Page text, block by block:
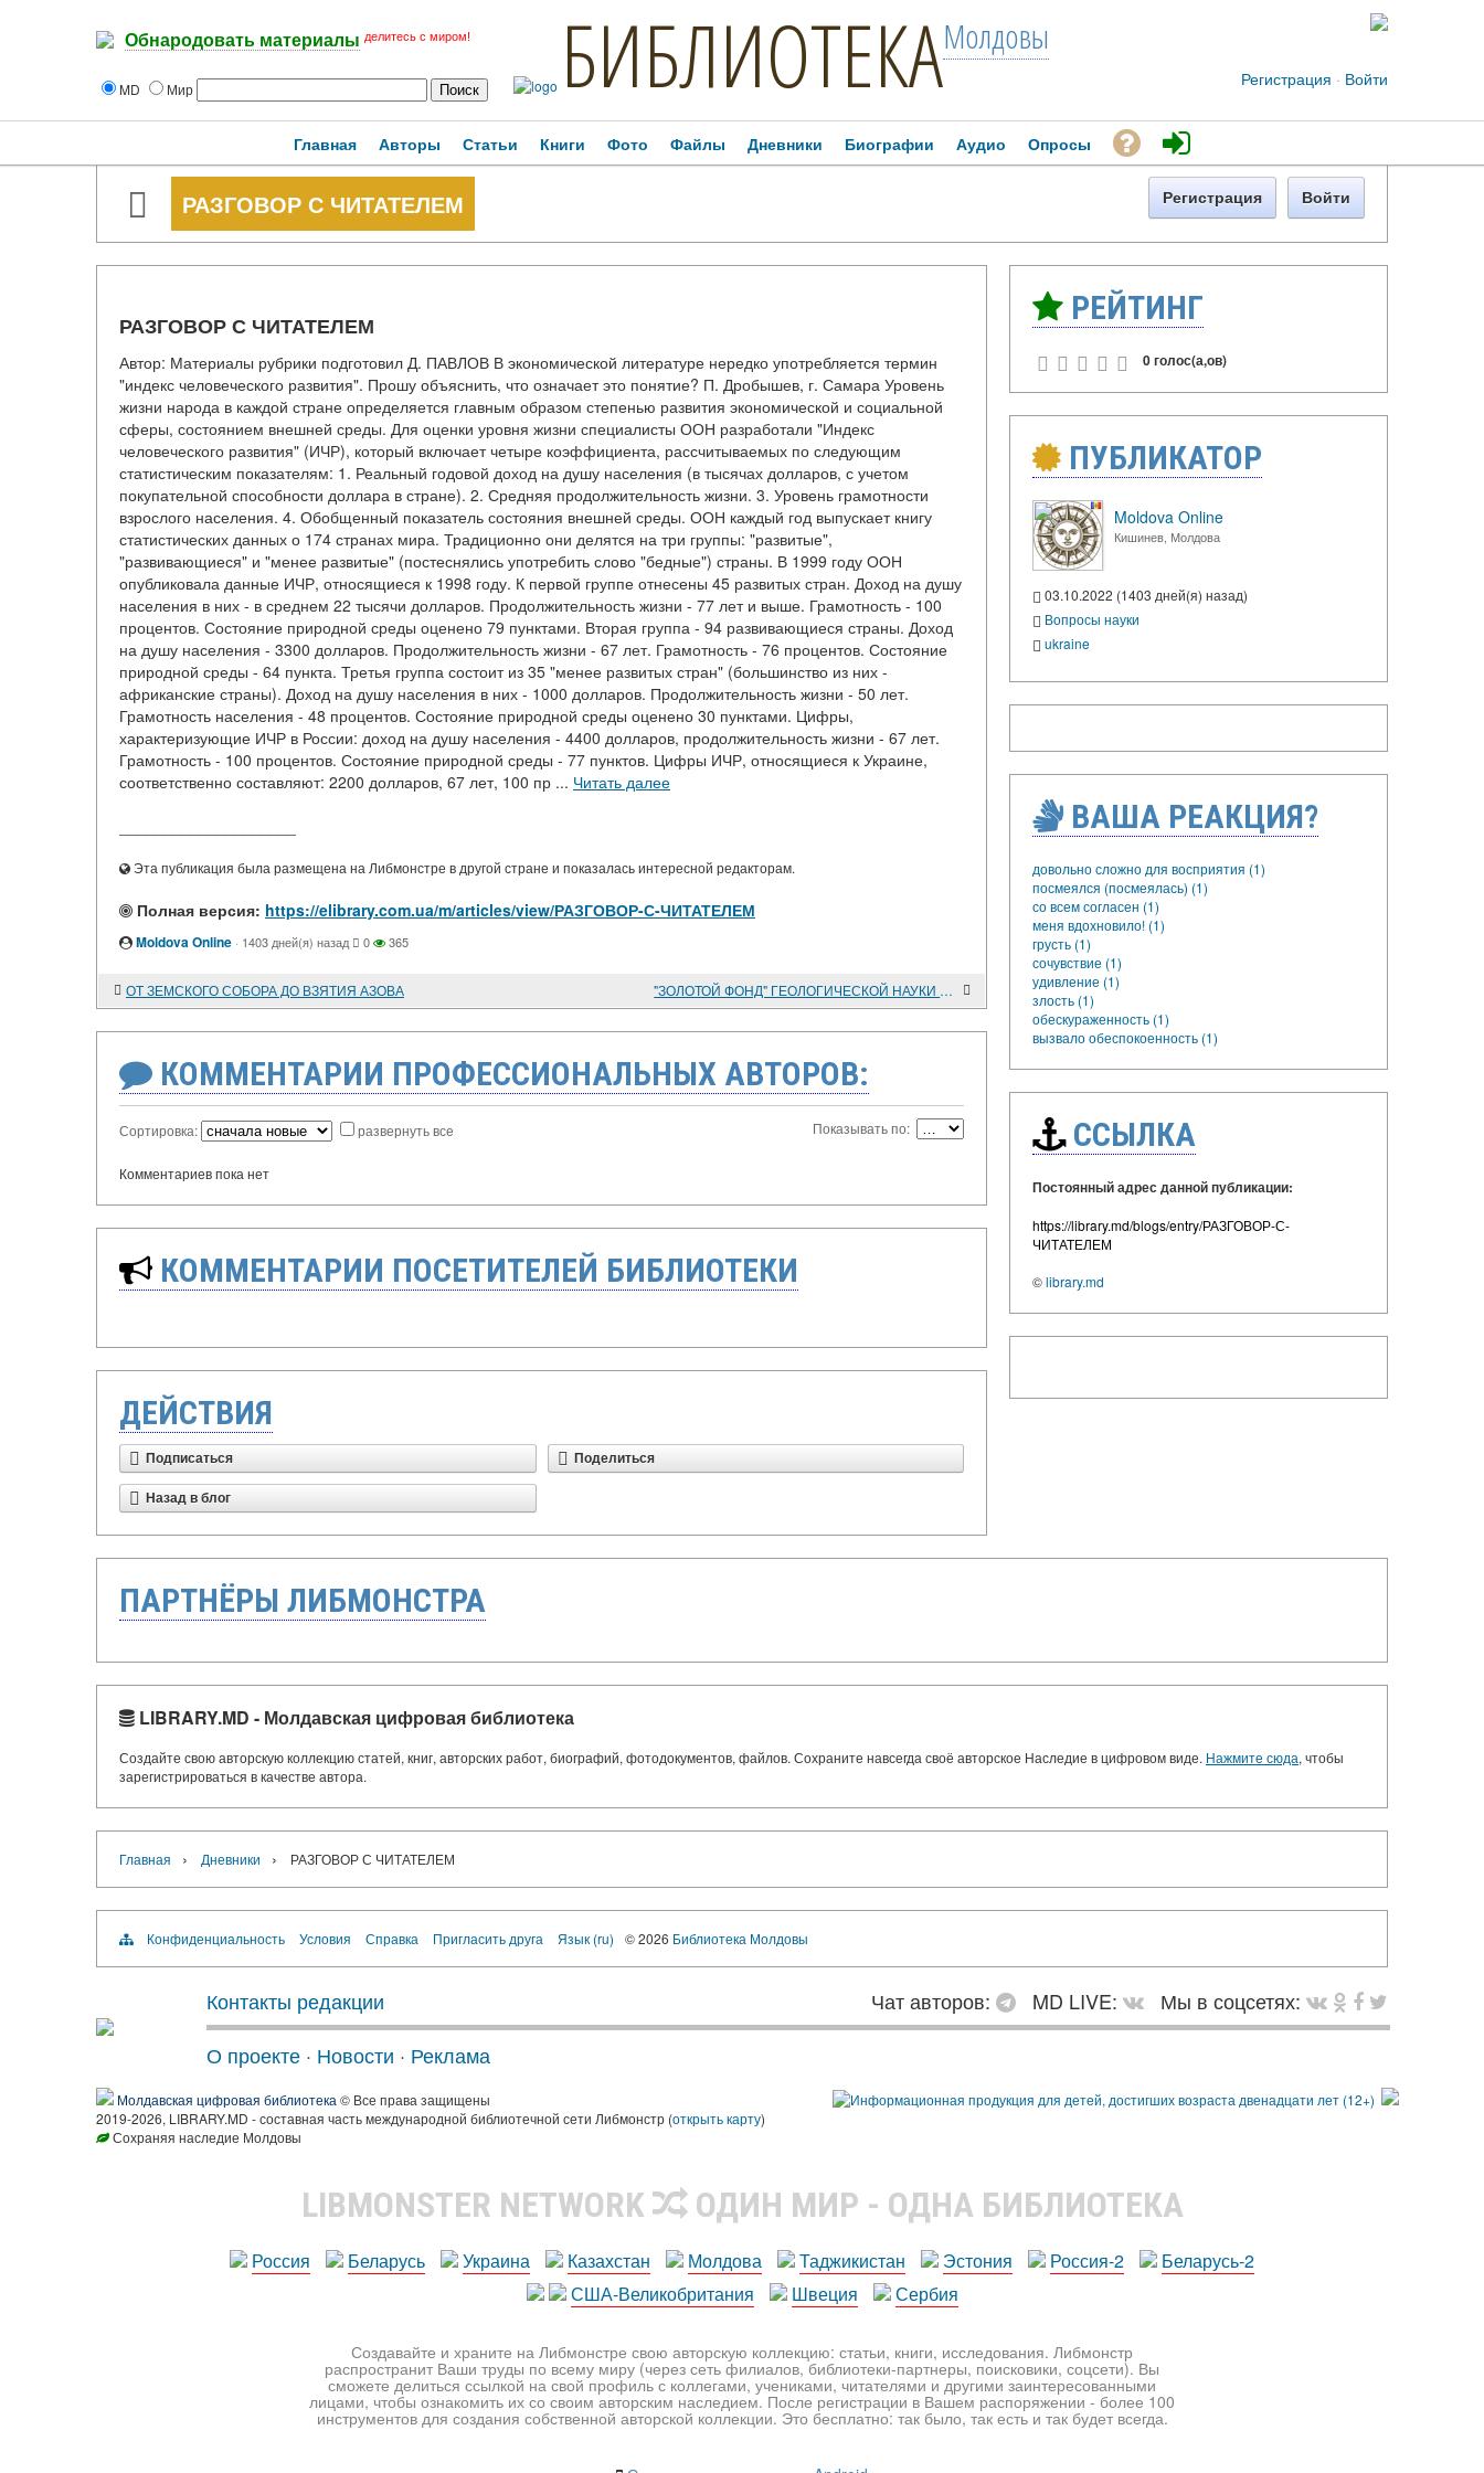
Обнародовать материалы делитесь с миром!
MD Мир БИБЛИОТЕКАМолдовы
Регистрация · Войти
Главная Авторы Статьи Книги Фото Файлы Дневники Биографии Аудио Опросы
РАЗГОВОР С ЧИТАТЕЛЕМ Регистрация Войти
РАЗГОВОР С ЧИТАТЕЛЕМ
Автор: Материалы рубрики подготовил Д. ПАВЛОВ В экономической литературе нередко употребляется термин
"индекс человеческого развития". Прошу объяснить, что означает это понятие? П. Дробышев, г. Самара Уровень
жизни народа в каждой стране определяется главным образом степенью развития экономической и социальной
сферы, состоянием внешней среды. Для оценки уровня жизни специалисты ООН разработали "Индекс
человеческого развития" (ИЧР), который включает четыре коэффициента, рассчитываемых по следующим
статистическим показателям: 1. Реальный годовой доход на душу населения (в тысячах долларов, с учетом
покупательной способности доллара в стране). 2. Средняя продолжительность жизни. 3. Уровень грамотности
взрослого населения. 4. Обобщенный показатель состояния внешней среды. ООН каждый год выпускает книгу
статистических данных о 174 странах мира. Традиционно они делятся на три группы: "развитые",
"развивающиеся" и "менее развитые" (постеснялись употребить слово "бедные") страны. В 1999 году ООН
опубликовала данные ИЧР, относящиеся к 1998 году. К первой группе отнесены 45 развитых стран. Доход на душу
населения в них - в среднем 22 тысячи долларов. Продолжительность жизни - 77 лет и выше. Грамотность - 100
процентов. Состояние природной среды оценено 79 пунктами. Вторая группа - 94 развивающиеся страны. Доход
на душу населения - 3300 долларов. Продолжительность жизни - 67 лет. Грамотность - 76 процентов. Состояние
природной среды - 64 пункта. Третья группа состоит из 35 "менее развитых стран" (большинство из них -
африканские страны). Доход на душу населения в них - 1000 долларов. Продолжительность жизни - 50 лет.
Грамотность населения - 48 процентов. Состояние природной среды оценено 30 пунктами. Цифры,
характеризующие ИЧР в России: доход на душу населения - 4400 долларов, продолжительность жизни - 67 лет.
Грамотность - 100 процентов. Состояние природной среды - 77 пунктов. Цифры ИЧР, относящиеся к Украине,
соответственно составляют: 2200 долларов, 67 лет, 100 пр ... Читать далее
Эта публикация была размещена на Либмонстре в другой стране и показалась интересной редакторам.
Полная версия: https://elibrary.com.ua/m/articles/view/РАЗГОВОР-С-ЧИТАТЕЛЕМ
Moldova Online · 1403 дней(я) назад 0 365
ОТ ЗЕМСКОГО СОБОРА ДО ВЗЯТИЯ АЗОВА "ЗОЛОТОЙ ФОНД" ГЕОЛОГИЧЕСКОЙ НАУКИ ПРИМОРЬЯ
КОММЕНТАРИИ ПРОФЕССИОНАЛЬНЫХ АВТОРОВ:
Сортировка: развернуть все Показывать по:
Комментариев пока нет
КОММЕНТАРИИ ПОСЕТИТЕЛЕЙ БИБЛИОТЕКИ
ДЕЙСТВИЯ
Подписаться Поделиться
Назад в блог
РЕЙТИНГ
0 голос(а,ов)
ПУБЛИКАТОР
Moldova Online
Кишинев, Молдова
03.10.2022 (1403 дней(я) назад)
Вопросы науки
ukraine
ВАША РЕАКЦИЯ?
довольно сложно для восприятия (1)
посмеялся (посмеялась) (1)
со всем согласен (1)
меня вдохновило! (1)
грусть (1)
сочувствие (1)
удивление (1)
злость (1)
обескураженность (1)
вызвало обеспокоенность (1)
ССЫЛКА
Постоянный адрес данной публикации:
https://library.md/blogs/entry/РАЗГОВОР-С-
ЧИТАТЕЛЕМ
©library.md
ПАРТНЁРЫ ЛИБМОНСТРА
LIBRARY.MD - Молдавская цифровая библиотека
Создайте свою авторскую коллекцию статей, книг, авторских работ, биографий, фотодокументов, файлов. Сохраните навсегда своё авторское Наследие в цифровом виде. Нажмите сюда, чтобы
зарегистрироваться в качестве автора.
Главная › Дневники › РАЗГОВОР С ЧИТАТЕЛЕМ
Конфиденциальность Условия Справка Пригласить друга Язык (ru) © 2026 Библиотека Молдовы
Контакты редакции Чат авторов: MD LIVE:
Мы в соцсетях:
О проекте · Новости · Реклама
Молдавская цифровая библиотека © Все права защищены
2019-2026, LIBRARY.MD - составная часть международной библиотечной сети Либмонстр (открыть карту)
Сохраняя наследие Молдовы
LIBMONSTER NETWORK ОДИН МИР - ОДНА БИБЛИОТЕКА
Россия Беларусь Украина Казахстан Молдова Таджикистан Эстония Россия-2
Беларусь-2
США-Великобритания
Швеция Сербия
Создавайте и храните на Либмонстре свою авторскую коллекцию: статьи, книги, исследования. Либмонстр
распространит Ваши труды по всему миру (через сеть филиалов, библиотеки-партнеры, поисковики, соцсети). Вы
сможете делиться ссылкой на свой профиль с коллегами, учениками, читателями и другими заинтересованными
лицами, чтобы ознакомить их со своим авторским наследием. После регистрации в Вашем распоряжении - более 100
инструментов для создания собственной авторской коллекции. Это бесплатно: так было, так есть и так будет всегда.